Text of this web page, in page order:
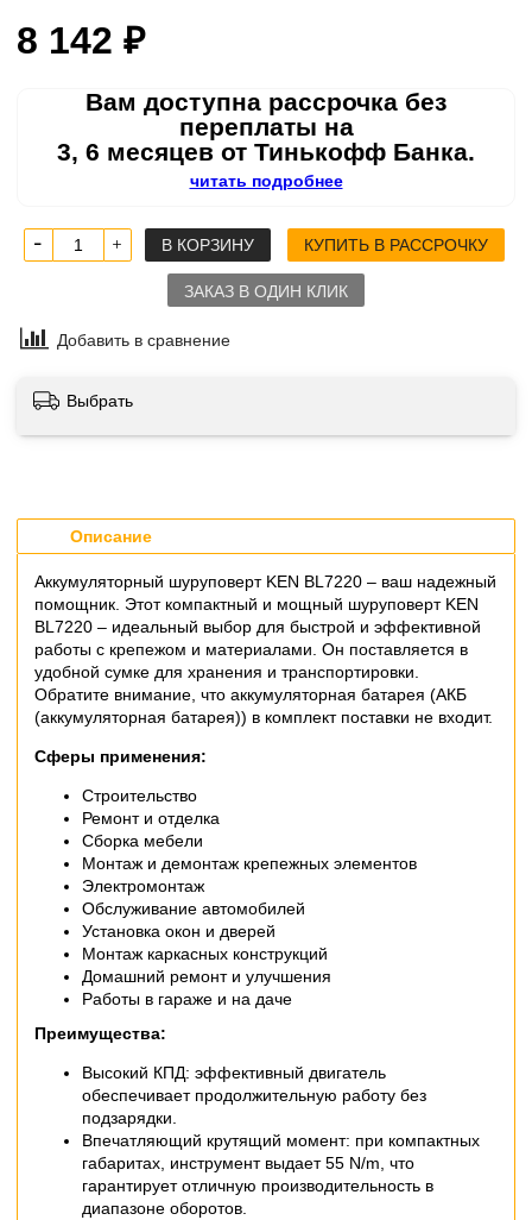
8 142 ₽
Вам доступна рассрочка без
переплаты на
3, 6 месяцев от Тинькофф Банка.
читать подробнее
В КОРЗИНУ КУПИТЬ В РАССРОЧКУ
ЗАКАЗ В ОДИН КЛИК
Добавить в сравнение
Выбрать
Описание
Аккумуляторный шуруповерт KEN BL7220 – ваш надежный
помощник. Этот компактный и мощный шуруповерт KEN
BL7220 – идеальный выбор для быстрой и эффективной
работы с крепежом и материалами. Он поставляется в
удобной сумке для хранения и транспортировки.
Обратите внимание, что аккумуляторная батарея (АКБ
(аккумуляторная батарея)) в комплект поставки не входит.
Сферы применения:
Строительство
Ремонт и отделка
Сборка мебели
Монтаж и демонтаж крепежных элементов
Электромонтаж
Обслуживание автомобилей
Установка окон и дверей
Монтаж каркасных конструкций
Домашний ремонт и улучшения
Работы в гараже и на даче
Преимущества:
Высокий КПД: эффективный двигатель
обеспечивает продолжительную работу без
подзарядки.
Впечатляющий крутящий момент: при компактных
габаритах, инструмент выдает 55 N/m, что
гарантирует отличную производительность в
диапазоне оборотов.